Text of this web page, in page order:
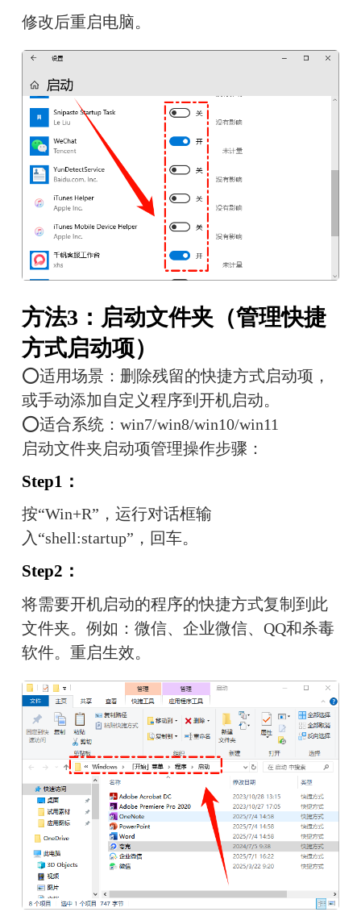
修改后重启电脑。
方法3：启动文件夹（管理快捷
方式启动项）
⭕适用场景：删除残留的快捷方式启动项，
或手动添加自定义程序到开机启动。
⭕适合系统：win7/win8/win10/win11
启动文件夹启动项管理操作步骤：
Step1：
按“Win+R”，运行对话框输
入“shell:startup”，回车。
Step2：
将需要开机启动的程序的快捷方式复制到此
文件夹。例如：微信、企业微信、QQ和杀毒
软件。重启生效。